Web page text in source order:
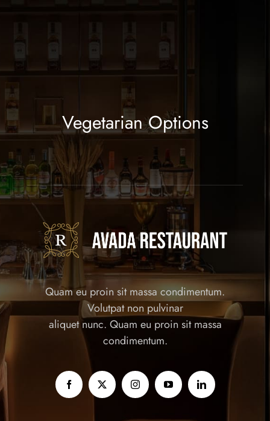
Vegetarian Options
Quam eu proin sit massa condimentum.
Volutpat non pulvinar
aliquet nunc. Quam eu proin sit massa
condimentum.